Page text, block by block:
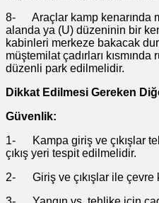
8- Araçlar kamp kenarında
alanda ya (U) düzeninin bir
kabinleri merkeze bakacak
müştemilat çadırları
düzenli park edilmelidir.
Dikkat Edilmesi Gereken
Güvenlik:
1- Kampa giriş ve çıkışlar
çıkış yeri tespit edilmelidir.
2- Giriş ve çıkışlar ile çevre